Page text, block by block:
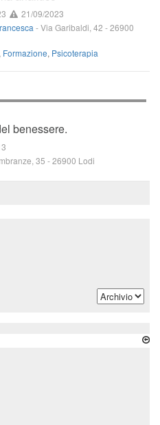
21/09/2023
-Via Garibaldi, 42 -26900
Formazione, Psicoterapia
benessere.
35 -26900 Lodi